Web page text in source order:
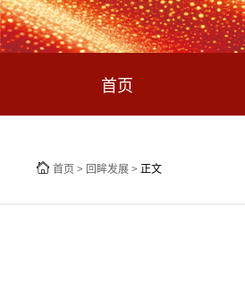
首页
首页 > 回眸发展 > 正文